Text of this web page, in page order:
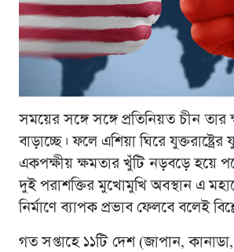
সময়ের সঙ্গে সঙ্গে প্রতিনিয়ত চীন
বাড়াচ্ছে। ফলে এশিয়া ঘিরে
একপক্ষীয় ক্ষমতার খুঁটি নড়বড়ে হয়ে
দুই পরাশক্তির মুখোমুখি অবস্থান এ
নির্মাণে ব্যাপক প্রভাব ফেলবে বলেই
গত সপ্তাহে ১১টি দেশ (জাপান,